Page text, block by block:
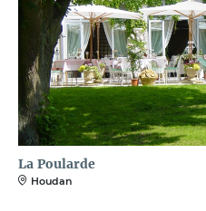
La Poularde
Houdan